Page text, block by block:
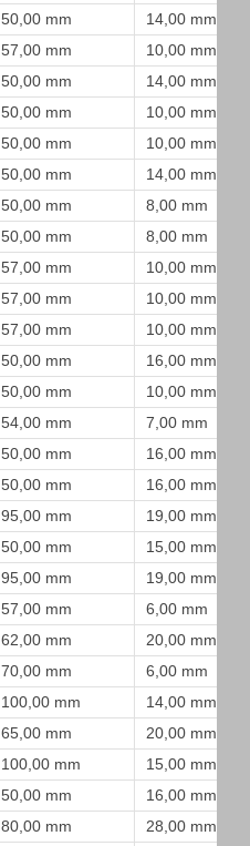
50,00 mm
14,00 mm
57,00 mm
10,00 mm
50,00 mm
14,00 mm
50,00 mm
10,00 mm
50,00 mm
10,00 mm
50,00 mm
14,00 mm
50,00 mm
8,00 mm
50,00 mm
8,00 mm
57,00 mm
10,00 mm
57,00 mm
10,00 mm
57,00 mm
10,00 mm
50,00 mm
16,00 mm
50,00 mm
10,00 mm
54,00 mm
7,00 mm
50,00 mm
16,00 mm
50,00 mm
16,00 mm
95,00 mm
19,00 mm
50,00 mm
15,00 mm
95,00 mm
19,00 mm
57,00 mm
6,00 mm
62,00 mm
20,00 mm
70,00 mm
6,00 mm
100,00 mm
14,00 mm
65,00 mm
20,00 mm
100,00 mm
15,00 mm
50,00 mm
16,00 mm
80,00 mm
28,00 mm